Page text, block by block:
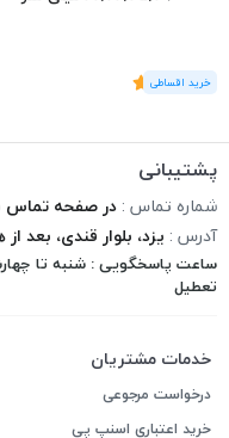
(1رای)
5
پشتیبانی
شماره تماس : در صفحه تماس
آدرس : یزد، بلوار قندی، بعد
تعطیل
خدمات مشتریان
درخواست مرجوعی
خرید اعتباری اسنپ پی